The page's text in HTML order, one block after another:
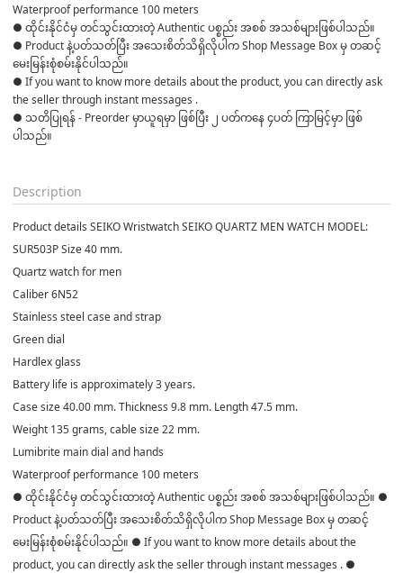
Waterproof performance 100 meters
● ထိုင်းနိုင်ငံမှ တင်သွင်းထားတဲ့ Authentic ပစ္စည်း အစစ် အသစ်များဖြစ်ပါသည်။
● Product နဲ့ပတ်သတ်ပြီး အသေးစိတ်သိရှိလိုပါက Shop Message Box မှ တဆင့်
မေးမြန်းစုံစမ်းနိုင်ပါသည်။
● If you want to know more details about the product, you can directly ask
the seller through instant messages .
● သတိပြုရန် - Preorder မှာယူရမှာ ဖြစ်ပြီး ၂ ပတ်ကနေ ၄ပတ် ကြာမြင့်မှာ ဖြစ်
ပါသည်။
Description
Product details SEIKO Wristwatch SEIKO QUARTZ MEN WATCH MODEL:
SUR503P Size 40 mm.
Quartz watch for men
Caliber 6N52
Stainless steel case and strap
Green dial
Hardlex glass
Battery life is approximately 3 years.
Case size 40.00 mm. Thickness 9.8 mm. Length 47.5 mm.
Weight 135 grams, cable size 22 mm.
Lumibrite main dial and hands
Waterproof performance 100 meters
● ထိုင်းနိုင်ငံမှ တင်သွင်းထားတဲ့ Authentic ပစ္စည်း အစစ် အသစ်များဖြစ်ပါသည်။ ●
Product နဲ့ပတ်သတ်ပြီး အသေးစိတ်သိရှိလိုပါက Shop Message Box မှ တဆင့်
မေးမြန်းစုံစမ်းနိုင်ပါသည်။ ● If you want to know more details about the
product, you can directly ask the seller through instant messages . ●